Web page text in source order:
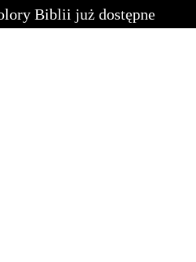
Biblii już dostępne